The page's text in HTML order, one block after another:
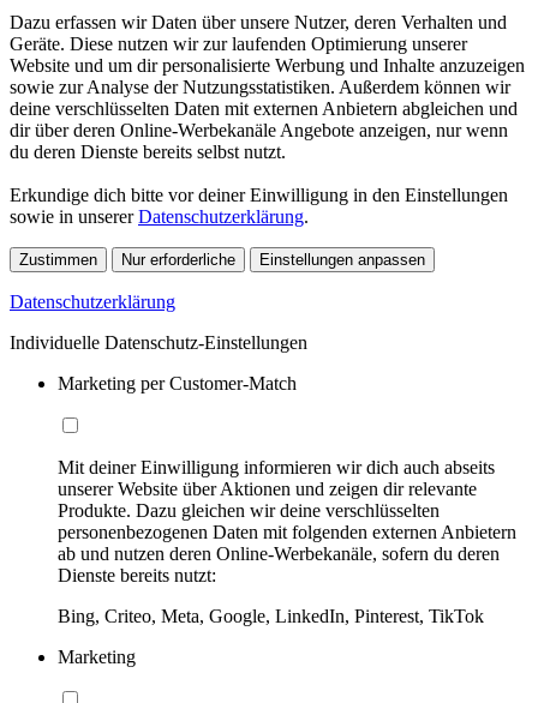
Dazu erfassen wir Daten über unsere Nutzer, deren Verhalten und
Geräte. Diese nutzen wir zur laufenden Optimierung unserer
Website und um dir personalisierte Werbung und Inhalte anzuzeigen
sowie zur Analyse der Nutzungsstatistiken. Außerdem können wir
deine verschlüsselten Daten mit externen Anbietern abgleichen und
dir über deren Online-Werbekanäle Angebote anzeigen, nur wenn
du deren Dienste bereits selbst nutzt.
Erkundige dich bitte vor deiner Einwilligung in den Einstellungen
sowie in unsererDatenschutzerklärung.
Zustimmen Nur erforderliche Einstellungen anpassen
Datenschutzerklärung
Individuelle Datenschutz-Einstellungen
Marketing per Customer-Match
Mit deiner Einwilligung informieren wir dich auch abseits
unserer Website über Aktionen und zeigen dir relevante
Produkte. Dazu gleichen wir deine verschlüsselten
personenbezogenen Daten mit folgenden externen Anbietern
ab und nutzen deren Online-Werbekanäle, sofern du deren
Dienste bereits nutzt:
Bing, Criteo, Meta, Google, LinkedIn, Pinterest, TikTok
Marketing